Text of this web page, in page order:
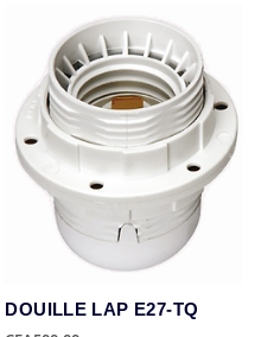
DOUILLE LAP E27-TQ